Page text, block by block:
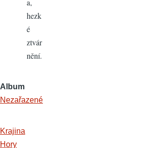
hezk
é
ztvár
nění.
Album
Nezařazené
Krajina
Hory